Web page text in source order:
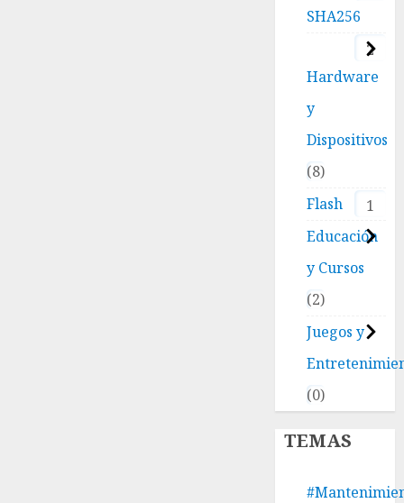
SHA256
2
Hardware
y
Dispositivos
8
Flash
1
Educación
y Cursos
2
Juegos y
0
TEMAS